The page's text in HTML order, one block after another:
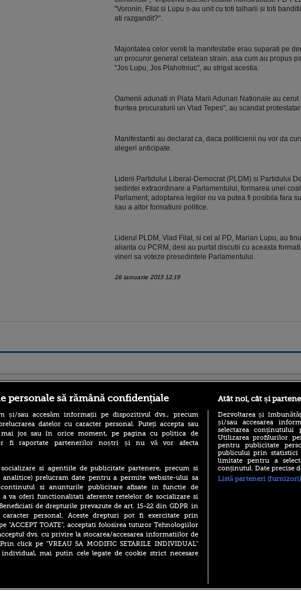
"Voronin, Filat si Lupu s-au unit cu toti talharii si toti
ati razgandit?".
Majoritatea celor veniti la manifestatie erau suparati pe
un procuror general cetatean strain, asa cum au propus
"Jos Lupu, Jos Plahotniuc", au strigat acestia.
Oamenii adunati in Piata Marii Adunari Nationale au
fruntea procuraturii un Vlad Tepes", au scandat
Manifestantii au declarat ca, daca politicienii nu vor da
alegeri anticipate.
Liderii Partidului Liberal-Democrat (PLDM) si Partidului
sedintei extraordinare a Parlamentului, formarea unei
Parlament, adoptarea legilor nu va putea fi posibila fara
sau a altor formatiuni politice.
Liderul PLDM, Vlad Filat, si cel al PD, Marian Lupu, au
alianta cu PCRM, desi au purtat discutii cu aceasta
vineri sa voteze presedintele Parlamentului.
26 ianuarie 2015 12:19
personale să rămână confidențiale
și/sau accesăm informații pe dispozitivul dvs., precum
datelor cu caracter personal. Puteți accepta sau
mai jos sau în orice moment, pe pagina cu politica de
fi raportate partenerilor noștri și nu vă vor afecta
si agentiile de publicitate partenere, precum si
prelucram date pentru a permite website-ului sa
si anunturile publicitare afisate in functie de
va oferi functionalitati aferente retelelor de socializare si
de drepturile prevazute de art. 15-22 din GDPR in
personal. Aceste drepturi pot fi exercitate prin
“ACCEPT TOATE”, acceptati folosirea tuturor Tehnologiilor
dvs. cu privire la stocarea/accesarea informatiilor de
click pe “VREAU SA MODIFIC SETARILE INDIVIDUAL”
mai putin cele legate de cookie strict necesare
Atât noi, cât și
Dezvoltarea și
și/sau accesarea
selectarea conținutului
Utilizarea profilurilor
pentru publicitate
publicului prin statistici
limitate pentru a
conținutul. Date precise
Listă parteneri (furnizori)